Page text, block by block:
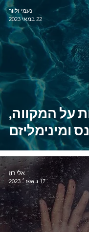
על המקווה,
ומינימליזם
נעמי זלוור
22 במאי 2023
אלי רוז
17 באפר׳ 2023